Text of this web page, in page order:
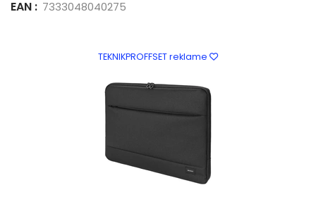
EAN : 7333048040275
TEKNIKPROFFSET reklame